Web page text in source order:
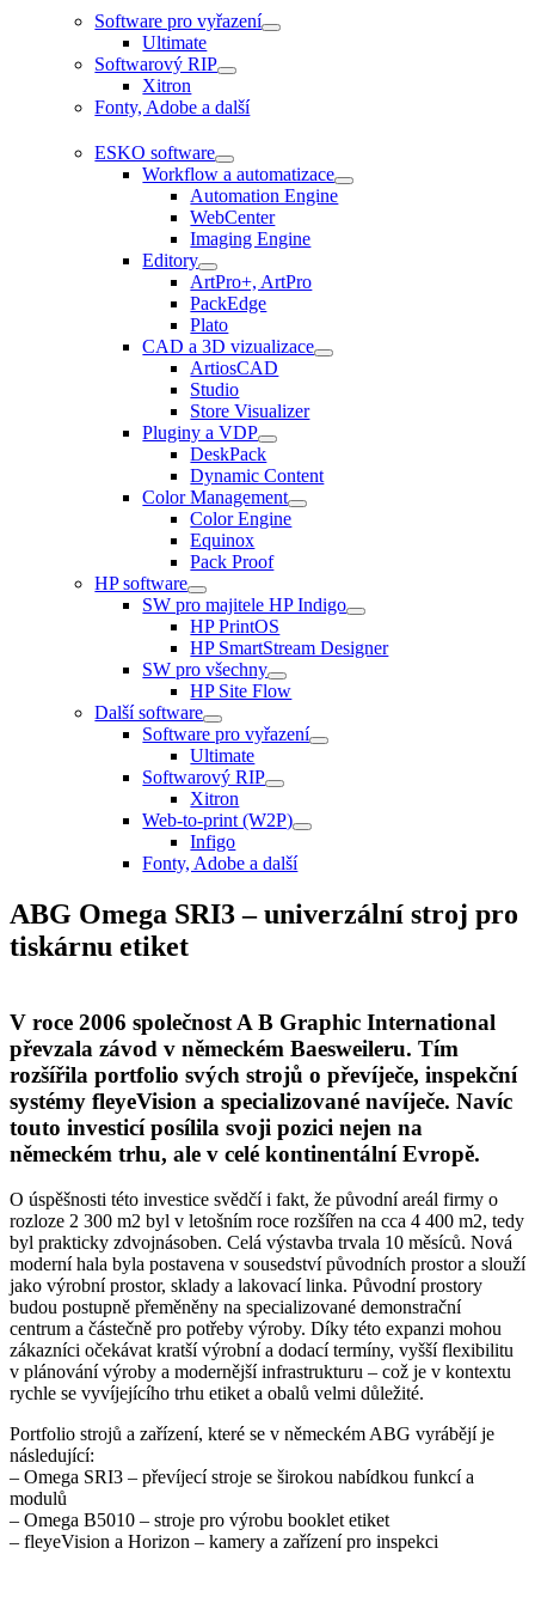
Software pro vyřazení
Ultimate
Softwarový RIP
Xitron
Fonty, Adobe a další
ESKO software
Workflow a automatizace
Automation Engine
WebCenter
Imaging Engine
Editory
ArtPro+, ArtPro
PackEdge
Plato
CAD a 3D vizualizace
ArtiosCAD
Studio
Store Visualizer
Pluginy a VDP
DeskPack
Dynamic Content
Color Management
Color Engine
Equinox
Pack Proof
HP software
SW pro majitele HP Indigo
HP PrintOS
HP SmartStream Designer
SW pro všechny
HP Site Flow
Další software
Software pro vyřazení
Ultimate
Softwarový RIP
Xitron
Web-to-print (W2P)
Infigo
Fonty, Adobe a další
ABG Omega SRI3 – univerzální stroj pro
tiskárnu etiket
V roce 2006 společnost A B Graphic International
převzala závod v německém Baesweileru. Tím
rozšířila portfolio svých strojů o převíječe, inspekční
systémy fleyeVision a specializované navíječe. Navíc
touto investicí posílila svoji pozici nejen na
německém trhu, ale v celé kontinentální Evropě.
O úspěšnosti této investice svědčí i fakt, že původní areál firmy o
rozloze 2 300 m2 byl v letošním roce rozšířen na cca 4 400 m2, tedy
byl prakticky zdvojnásoben. Celá výstavba trvala 10 měsíců. Nová
moderní hala byla postavena v sousedství původních prostor a slouží
jako výrobní prostor, sklady a lakovací linka. Původní prostory
budou postupně přeměněny na specializované demonstrační
centrum a částečně pro potřeby výroby. Díky této expanzi mohou
zákazníci očekávat kratší výrobní a dodací termíny, vyšší flexibilitu
v plánování výroby a modernější infrastrukturu – což je v kontextu
rychle se vyvíjejícího trhu etiket a obalů velmi důležité.
Portfolio strojů a zařízení, které se v německém ABG vyrábějí je
následující:
– Omega SRI3 – převíjecí stroje se širokou nabídkou funkcí a
modulů
– Omega B5010 – stroje pro výrobu booklet etiket
– fleyeVision a Horizon – kamery a zařízení pro inspekci